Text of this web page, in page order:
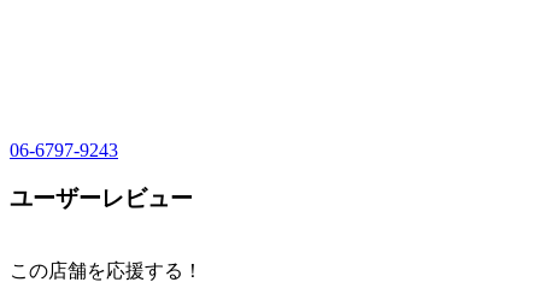
06-6797-9243
ユーザーレビュー
この店舗を応援する！